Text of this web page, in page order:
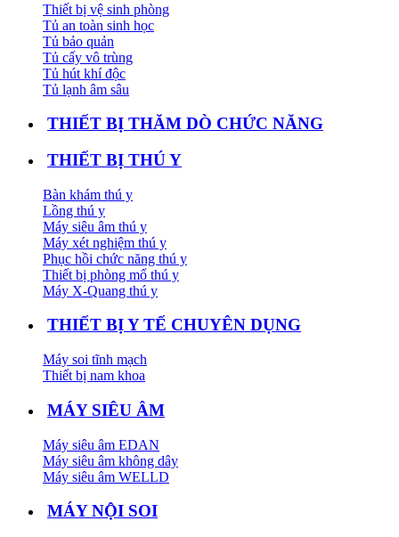
Thiết bị vệ sinh phòng
Tủ an toàn sinh học
Tủ bảo quản
Tủ cấy vô trùng
Tủ hút khí độc
Tủ lạnh âm sâu
THIẾT BỊ THĂM DÒ CHỨC NĂNG
THIẾT BỊ THÚ Y
Bàn khám thú y
Lồng thú y
Máy siêu âm thú y
Máy xét nghiệm thú y
Phục hồi chức năng thú y
Thiết bị phòng mổ thú y
Máy X-Quang thú y
THIẾT BỊ Y TẾ CHUYÊN DỤNG
Máy soi tĩnh mạch
Thiết bị nam khoa
MÁY SIÊU ÂM
Máy siêu âm EDAN
Máy siêu âm không dây
Máy siêu âm WELLD
MÁY NỘI SOI